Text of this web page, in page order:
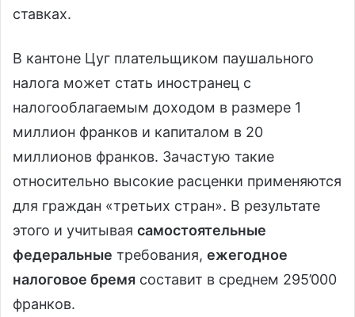
ставках.
В кантоне Цуг плательщиком паушального
налога может стать иностранец с
налогооблагаемым доходом в размере 1
миллион франков и капиталом в 20
миллионов франков. Зачастую такие
относительно высокие расценки применяются
для граждан «третьих стран». В результате
этого и учитывая самостоятельные
федеральные требования, ежегодное
налоговое бремя составит в среднем 295’000
франков.